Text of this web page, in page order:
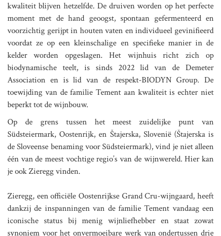
kwaliteit blijven hetzelfde. De druiven worden op het perfecte
moment met de hand geoogst, spontaan gefermenteerd en
voorzichtig gerijpt in houten vaten en individueel gevinifieerd
voordat ze op een kleinschalige en specifieke manier in de
kelder worden opgeslagen. Het wijnhuis richt zich op
biodynamische teelt, is sinds 2022 lid van de Demeter
Association en is lid van de respekt-BIODYN Group. De
toewijding van de familie Tement aan kwaliteit is echter niet
beperkt tot de wijnbouw.
Op de grens tussen het meest zuidelijke punt van
Südsteiermark, Oostenrijk, en Štajerska, Slovenië (Štajerska is
de Sloveense benaming voor Südsteiermark), vind je niet alleen
één van de meest vochtige regio’s van de wijnwereld. Hier kan
je ook Zieregg vinden.
Zieregg, een officiële Oostenrijkse Grand Cru-wijngaard, heeft
dankzij de inspanningen van de familie Tement vandaag een
iconische status bij menig wijnliefhebber en staat zowat
synoniem voor het onvermoeibare werk van ondertussen drie